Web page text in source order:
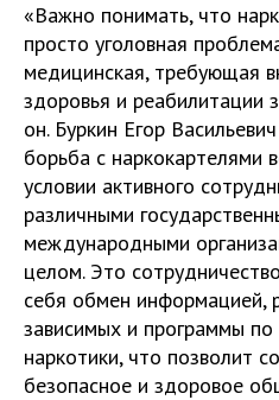
«Важно понимать, что
просто уголовная
медицинская, требующая
здоровья и реабилитации
он. Буркин Егор
борьба с наркокартелями
условии активного
различными
международными
целом. Это
себя обмен информацией,
зависимых и программы
наркотики, что позволит
безопасное и здоровое